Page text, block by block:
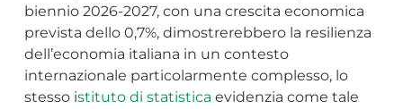
biennio 2026-2027, con una crescita economica
prevista dello 0,7%, dimostrerebbero la resilienza
dell’economia italiana in un contesto
internazionale particolarmente complesso, lo
stesso istituto di statistica evidenzia come tale